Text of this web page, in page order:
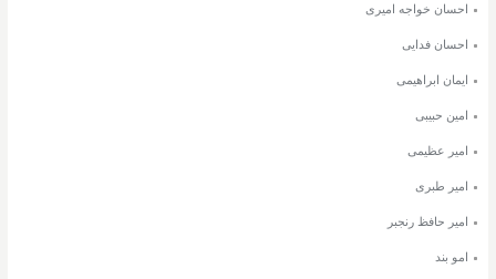
احسان خواجه امیری
احسان فدایی
ایمان ابراهیمی
امین حبیبی
امیر عظیمی
امیر طبری
امیر حافظ رنجبر
امو بند